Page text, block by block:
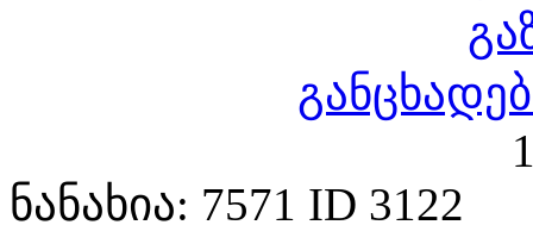
ნანახია: 7571 ID 3122